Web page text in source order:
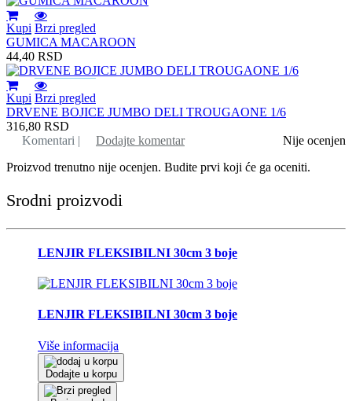
Kupi Brzi pregled
GUMICA MACAROON
44,40 RSD
Kupi Brzi pregled
DRVENE BOJICE JUMBO DELI TROUGAONE 1/6
316,80 RSD
Nije ocenjen
Komentari |
Dodajte komentar
Proizvod trenutno nije ocenjen. Budite prvi koji će ga oceniti.
Srodni proizvodi
LENJIR FLEKSIBILNI 30cm 3 boje
LENJIR FLEKSIBILNI 30cm 3 boje
Više informacija
Dodajte u korpu